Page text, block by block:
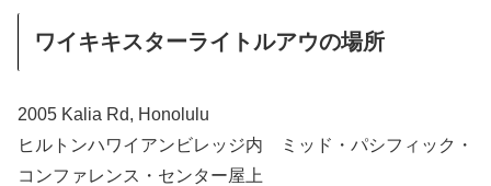
ワイキキスターライトルアウの場所
2005 Kalia Rd, Honolulu
ヒルトンハワイアンビレッジ内 ミッド・パシフィック・
コンファレンス・センター屋上